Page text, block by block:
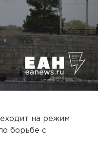
на режим
борьбе с